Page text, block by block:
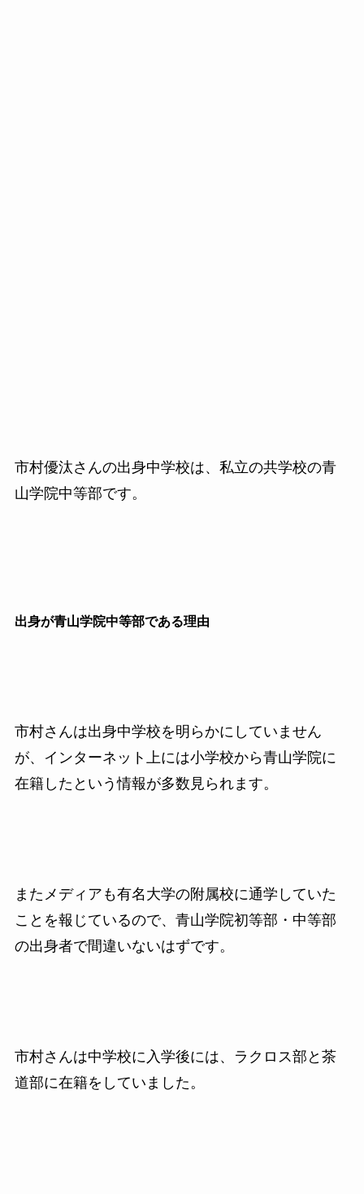
市村優汰さんの出身中学校は、私立の共学校の青
山学院中等部です。
出身が青山学院中等部である理由
市村さんは出身中学校を明らかにしていません
が、インターネット上には小学校から青山学院に
在籍したという情報が多数見られます。
またメディアも有名大学の附属校に通学していた
ことを報じているので、青山学院初等部・中等部
の出身者で間違いないはずです。
市村さんは中学校に入学後には、ラクロス部と茶
道部に在籍をしていました。